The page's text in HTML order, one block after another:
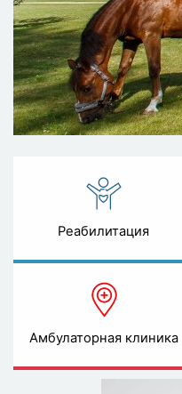
Реабилитация
Амбулаторная клиника